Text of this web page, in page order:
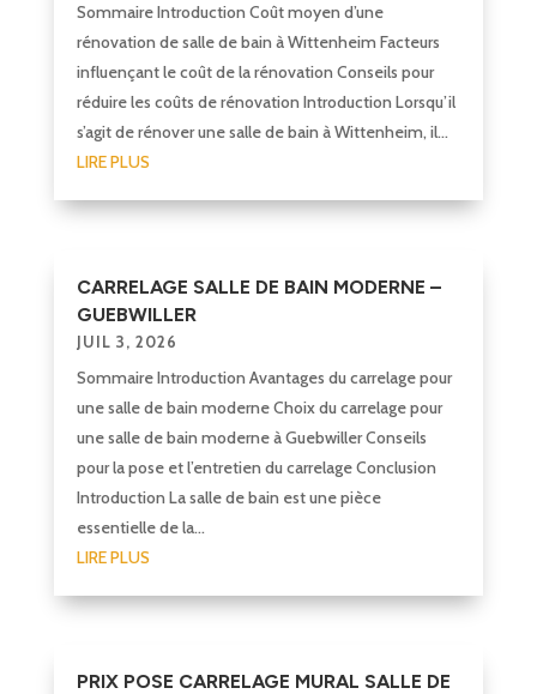
Sommaire Introduction Coût moyen d’une
rénovation de salle de bain à Wittenheim Facteurs
influençant le coût de la rénovation Conseils pour
réduire les coûts de rénovation Introduction Lorsqu’il
s’agit de rénover une salle de bain à Wittenheim, il...
LIRE PLUS
CARRELAGE SALLE DE BAIN MODERNE –
GUEBWILLER
JUIL 3, 2026
Sommaire Introduction Avantages du carrelage pour
une salle de bain moderne Choix du carrelage pour
une salle de bain moderne à Guebwiller Conseils
pour la pose et l’entretien du carrelage Conclusion
Introduction La salle de bain est une pièce
essentielle de la...
LIRE PLUS
PRIX POSE CARRELAGE MURAL SALLE DE